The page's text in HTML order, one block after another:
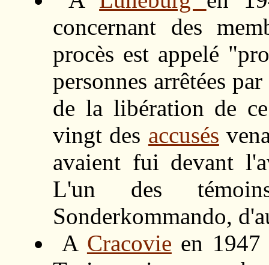
concernant des
procès est appelé
personnes arrêtées
de la libération de
vingt des accusés
avaient fui devant
L'un des
Sonderkommando,
A Cracovie en